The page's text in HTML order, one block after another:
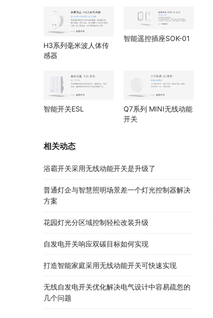
H3系列毫米波人体传
感器
智能遥控插座SOK-01
智能开关ESL
Q7系列 MINI无线动能
开关
相关动态
浴霸开关采用无线动能开关是升级了
普通灯企与智慧照明场景差一个灯光控制器解决
方案
花园灯光分区域控制轻松改装升级
自发电开关响应双碳目标如何实现
打造智能家庭采用无线动能开关可快速实现
无线自发电开关优化解决电气设计中容易疏忽的
几个问题